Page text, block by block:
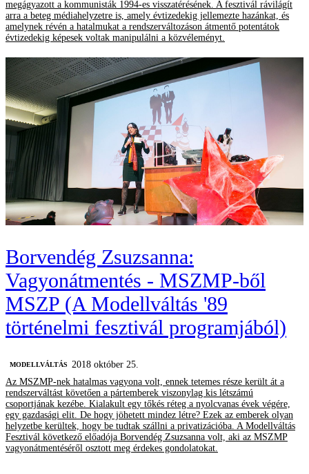
megágyazott a kommunisták 1994-es visszatérésének. A fesztivál rávilágít
arra a beteg médiahelyzetre is, amely évtizedekig jellemezte hazánkat, és
amelynek révén a hatalmukat a rendszerváltozáson átmentő potentátok
évtizedekig képesek voltak manipulálni a közvéleményt.
Borvendég Zsuzsanna:
Vagyonátmentés - MSZMP-ből
MSZP (A Modellváltás '89
történelmi fesztivál programjából)
MODELLVÁLTÁS
2018 október 25.
Az MSZMP-nek hatalmas vagyona volt, ennek tetemes része került át a
rendszerváltást követően a pártemberek viszonylag kis létszámú
csoportjának kezébe. Kialakult egy tőkés réteg a nyolcvanas évek végére,
egy gazdasági elit. De hogy jöhetett mindez létre? Ezek az emberek olyan
helyzetbe kerültek, hogy be tudtak szállni a privatizációba. A Modellváltás
Fesztivál következő előadója Borvendég Zsuzsanna volt, aki az MSZMP
vagyonátmentéséről osztott meg érdekes gondolatokat.